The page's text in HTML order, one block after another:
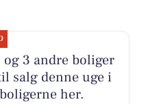
3 andre boliger
salg denne uge i
her.